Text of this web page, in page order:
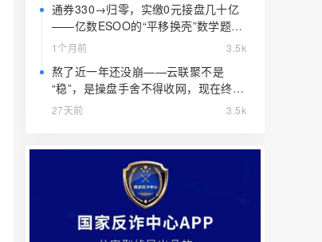
通券330→归零，实缴0元接盘几十亿
——亿数ESOO的“平移换壳”数学题，
算完就赶紧跑
1个月前 3.5k
熬了近一年还没崩——云联聚不是
“稳”，是操盘手舍不得收网，现在终于
要收了
27天前 3.5k